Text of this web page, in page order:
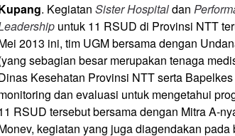
. Kegiatan Sister Hospitaldan
untuk 11 RSUD di Provinsi NTT
2013 ini, tim UGM bersama dengan
sebagian besar merupakan tenaga
Kesehatan Provinsi NTT serta
dan evaluasi untuk mengetahui
RSUD tersebut bersama dengan Mitra A-
kegiatan yang juga diagendakan